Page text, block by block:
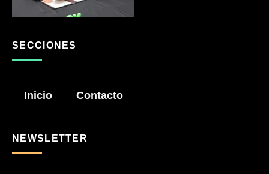
SECCIONES
Inicio Contacto
NEWSLETTER